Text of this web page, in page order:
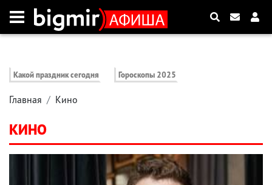
Какой праздник сегодня Гороскопы 2025
Главная Кино
КИНО